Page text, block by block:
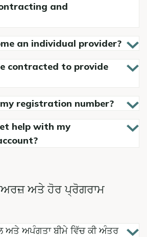
and
an individual provider?
contracted to provide
registration number?
help with my
ਅਤੇ ਹੋਰ ਪ੍ਰੋਗਰਾਮ
ਅਤੇ ਅਪੰਗਤਾ ਬੀਮੇ ਵਿੱਚ ਕੀ ਅੰਤਰ